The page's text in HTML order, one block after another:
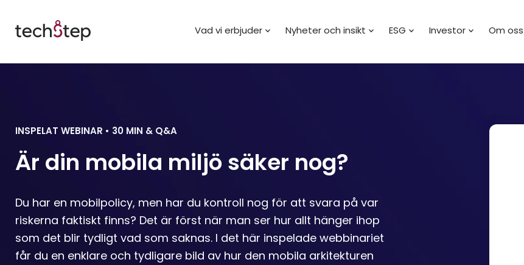
Vad vi erbjuder Nyheter och insikt ESG Investor Om oss
INSPELAT WEBINAR • 30 MIN & Q&A
Är din mobila miljö säker nog?
Du har en mobilpolicy, men har du kontroll nog för att svara på var
riskerna faktiskt finns? Det är först när man ser hur allt hänger ihop
som det blir tydligt vad som saknas. I det här inspelade webbinariet
får du en enklare och tydligare bild av hur den mobila arkitekturen